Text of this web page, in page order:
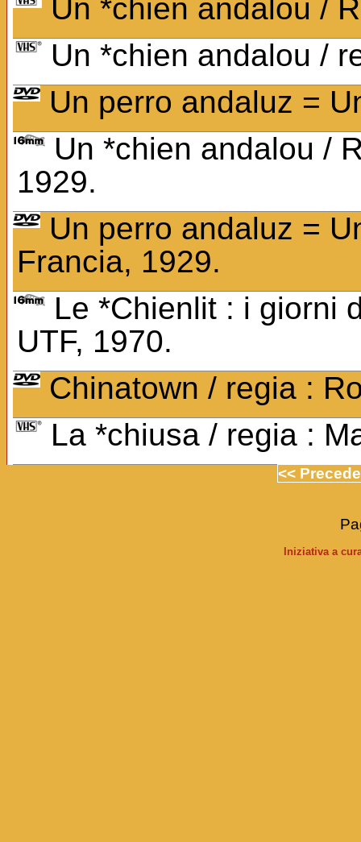
Un *chien andalou /
Un *chien andalou /
Un perro andaluz =
Un *chien andalou /
1929.
Un perro andaluz =
Francia, 1929.
Le *Chienlit : i giorni
UTF, 1970.
Chinatown / regia :
La *chiusa / regia :
<<
Iniziativa a